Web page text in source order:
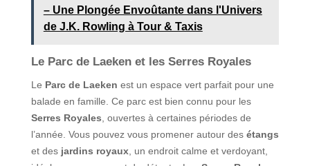
– Une Plongée Envoûtante dans l'Univers
de J.K. Rowling à Tour & Taxis
Le Parc de Laeken et les Serres Royales
Le Parc de Laeken est un espace vert parfait pour une
balade en famille. Ce parc est bien connu pour les
Serres Royales , ouvertes à certaines périodes de
l’année. Vous pouvez vous promener autour des étangs
et des jardins royaux, un endroit calme et verdoyant,